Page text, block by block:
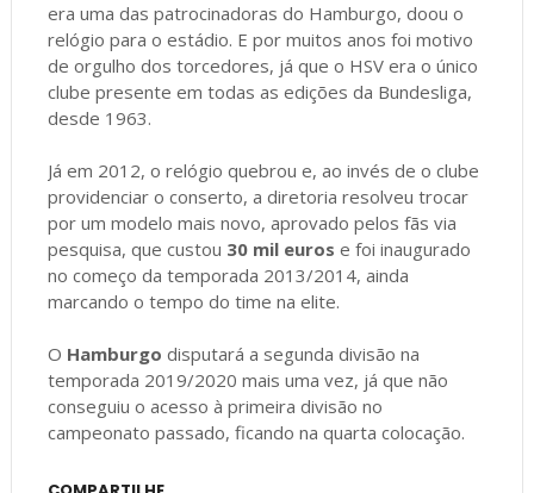
era uma das patrocinadoras do Hamburgo, doou o
relógio para o estádio. E por muitos anos foi motivo
de orgulho dos torcedores, já que o HSV era o único
clube presente em todas as edições da Bundesliga,
desde 1963.
Já em 2012, o relógio quebrou e, ao invés de o clube
providenciar o conserto, a diretoria resolveu trocar
por um modelo mais novo, aprovado pelos fãs via
pesquisa, que custou 30 mil euros e foi inaugurado
no começo da temporada 2013/2014, ainda
marcando o tempo do time na elite.
O Hamburgo disputará a segunda divisão na
temporada 2019/2020 mais uma vez, já que não
conseguiu o acesso à primeira divisão no
campeonato passado, ficando na quarta colocação.